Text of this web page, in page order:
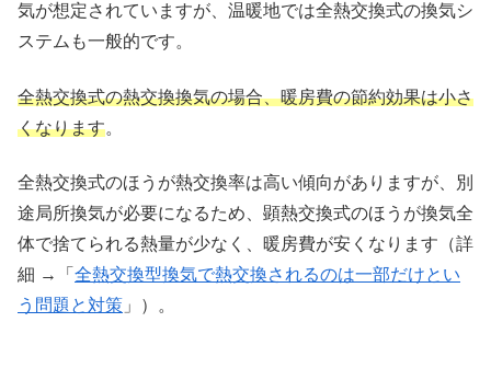
気が想定されていますが、温暖地では全熱交換式の換気シ
ステムも一般的です。
全熱交換式の熱交換換気の場合、暖房費の節約効果は小さ
くなります。
全熱交換式のほうが熱交換率は高い傾向がありますが、別
途局所換気が必要になるため、顕熱交換式のほうが換気全
体で捨てられる熱量が少なく、暖房費が安くなります（詳
細 →「 全熱交換型換気で熱交換されるのは一部だけとい
う問題と対策 」）。